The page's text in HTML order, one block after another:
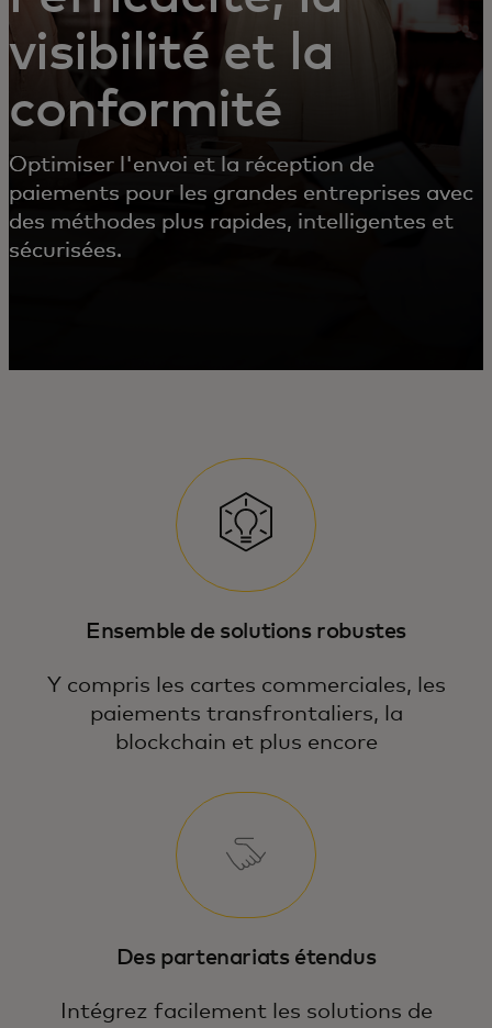
visibilité et la
conformité
Optimiser l'envoi et la réception de
paiements pour les grandes entreprises avec
des méthodes plus rapides, intelligentes et
sécurisées.
Ensemble de solutions robustes
Y compris les cartes commerciales, les
paiements transfrontaliers, la
blockchain et plus encore
Des partenariats étendus
Intégrez facilement les solutions de